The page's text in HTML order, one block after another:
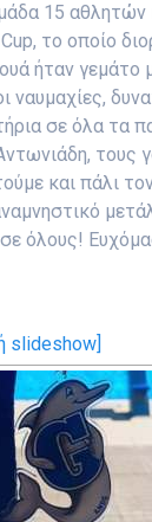
15 αθλητών
το οποίο
ήταν γεμάτο
ναυμαχίες,
σε όλα τα
τους
και πάλι
όλους!
slideshow]